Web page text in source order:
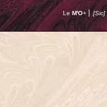
Le M'O+ ⎢[Sic]